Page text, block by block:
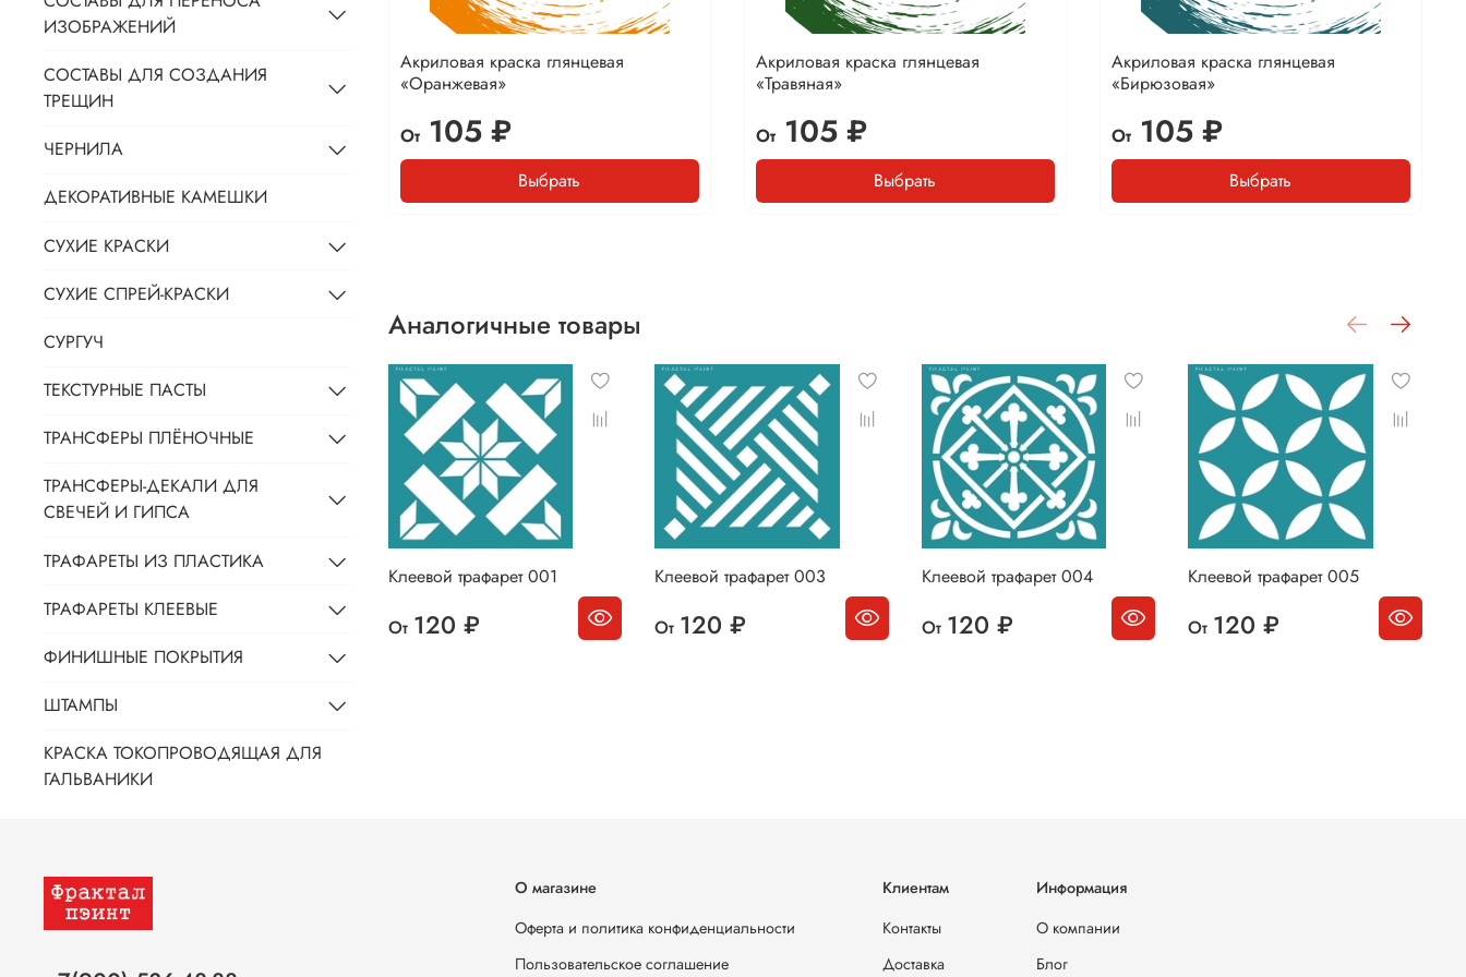
Акриловая краска глянцевая
«Оранжевая»
От105 ₽
Выбрать
Акриловая краска глянцевая
«Травяная»
От105 ₽
Выбрать
Акриловая краска глянцевая
«Бирюзовая»
От105 ₽
Выбрать
Аналогичные товары
Клеевой трафарет 001
От 120 ₽
Клеевой трафарет 003
От 120 ₽
Клеевой трафарет 004
От 120 ₽
Клеевой трафарет 005
От 120 ₽
ИЗОБРАЖЕНИЙ
СОСТАВЫ ДЛЯ СОЗДАНИЯ
ТРЕЩИН
ЧЕРНИЛА
ДЕКОРАТИВНЫЕ КАМЕШКИ
СУХИЕ КРАСКИ
СУХИЕ СПРЕЙ-КРАСКИ
СУРГУЧ
ТЕКСТУРНЫЕ ПАСТЫ
ТРАНСФЕРЫ ПЛЁНОЧНЫЕ
ТРАНСФЕРЫ-ДЕКАЛИ ДЛЯ
СВЕЧЕЙ И ГИПСА
ТРАФАРЕТЫ ИЗ ПЛАСТИКА
ТРАФАРЕТЫ КЛЕЕВЫЕ
ФИНИШНЫЕ ПОКРЫТИЯ
ШТАМПЫ
КРАСКА ТОКОПРОВОДЯЩАЯ ДЛЯ
ГАЛЬВАНИКИ
О магазине
Оферта и политика конфиденциальности
Пользовательское соглашение
Клиентам
Контакты
Доставка
Информация
О компании
Блог